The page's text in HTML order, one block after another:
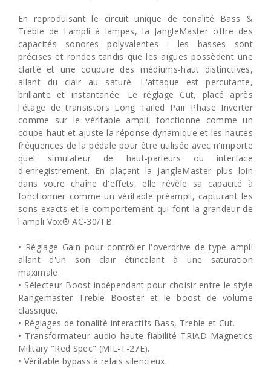
En reproduisant le circuit unique de tonalité Bass &
Treble de l'ampli à lampes, la JangleMaster offre des
capacités sonores polyvalentes : les basses sont
précises et rondes tandis que les aiguës possèdent une
clarté et une coupure des médiums-haut distinctives,
allant du clair au saturé. L'attaque est percutante,
brillante et instantanée. Le réglage Cut, placé après
l'étage de transistors Long Tailed Pair Phase Inverter
comme sur le véritable ampli, fonctionne comme un
coupe-haut et ajuste la réponse dynamique et les hautes
fréquences de la pédale pour être utilisée avec n'importe
quel simulateur de haut-parleurs ou interface
d'enregistrement. En plaçant la JangleMaster plus loin
dans votre chaîne d'effets, elle révèle sa capacité à
fonctionner comme un véritable préampli, capturant les
sons exacts et le comportement qui font la grandeur de
l'ampli Vox® AC-30/TB.
• Réglage Gain pour contrôler l'overdrive de type ampli
allant d'un son clair étincelant à une saturation
maximale.
• Sélecteur Boost indépendant pour choisir entre le style
Rangemaster Treble Booster et le boost de volume
classique.
• Réglages de tonalité interactifs Bass, Treble et Cut.
• Transformateur audio haute fiabilité TRIAD Magnetics
Military "Red Spec" (MIL-T-27E).
• Véritable bypass à relais silencieux.